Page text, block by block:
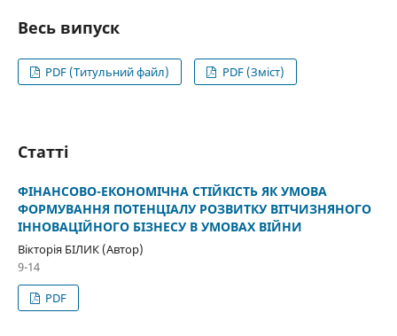
Весь випуск
PDF (Титульний файл) PDF (Зміст)
Статті
ФІНАНСОВО-ЕКОНОМІЧНА СТІЙКІСТЬ ЯК УМОВА
ФОРМУВАННЯ ПОТЕНЦІАЛУ РОЗВИТКУ ВІТЧИЗНЯНОГО
ІННОВАЦІЙНОГО БІЗНЕСУ В УМОВАХ ВІЙНИ
Вікторія БІЛИК (Автор)
9-14
PDF